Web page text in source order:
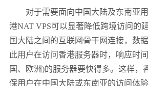
对于需要面向中国大陆及东南亚用
港NAT VPS可以显著降低跨境访问的
国大陆之间的互联网骨干网连接，数
此用户在访问香港服务器时，响应时
国、欧洲)的服务器要快得多。这样，
保用户在中国大陆或东南亚的访问体